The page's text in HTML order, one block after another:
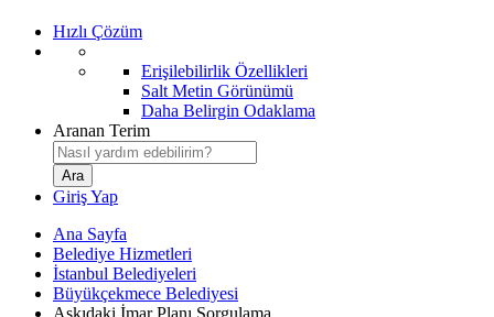
Hızlı Çözüm
Erişilebilirlik Özellikleri
Salt Metin Görünümü
Daha Belirgin Odaklama
Aranan Terim
Giriş Yap
Ana Sayfa
Belediye Hizmetleri
İstanbul Belediyeleri
Büyükçekmece Belediyesi
Askıdaki İmar Planı Sorgulama